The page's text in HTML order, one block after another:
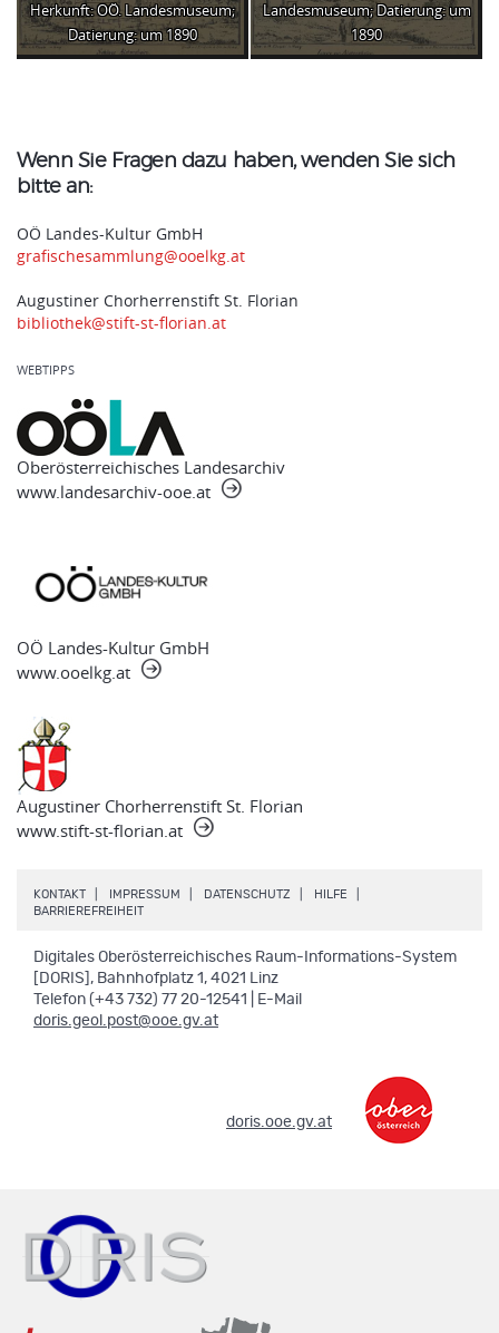
Herkunft: OÖ. Landesmuseum;
Datierung: um 1890
Landesmuseum; Datierung: um
1890
Wenn Sie Fragen dazu haben, wenden Sie sich
bitte an:
OÖ Landes-Kultur GmbH
grafischesammlung@ooelkg.at
Augustiner Chorherrenstift St. Florian
bibliothek@stift-st-florian.at
WEBTIPPS
Oberösterreichisches Landesarchiv
www.landesarchiv-ooe.at
OÖ Landes-Kultur GmbH
www.ooelkg.at
Augustiner Chorherrenstift St. Florian
www.stift-st-florian.at
KONTAKT IMPRESSUM DATENSCHUTZ HILFE
BARRIEREFREIHEIT.
Digitales Oberösterreichisches Raum-Informations-System
[DORIS], Bahnhofplatz 1, 4021 Linz
Telefon (+43 732) 77 20-12541 | E-Mail
doris.geol.post@ooe.gv.at
doris.ooe.gv.at.